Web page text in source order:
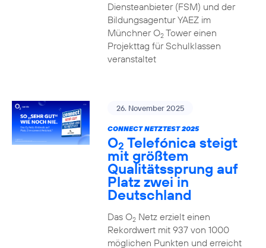
Diensteanbieter (FSM) und der
Bildungsagentur YAEZ im
Münchner O2Tower einen
Projekttag für Schulklassen
veranstaltet
26. November 2025
CONNECT NETZTEST 2025
O2 Telefónica steigt
mit größtem
Qualitätssprung auf
Platz zwei in
Deutschland
Das O2Netz erzielt einen
Rekordwert mit 937 von 1000
möglichen Punkten und erreicht